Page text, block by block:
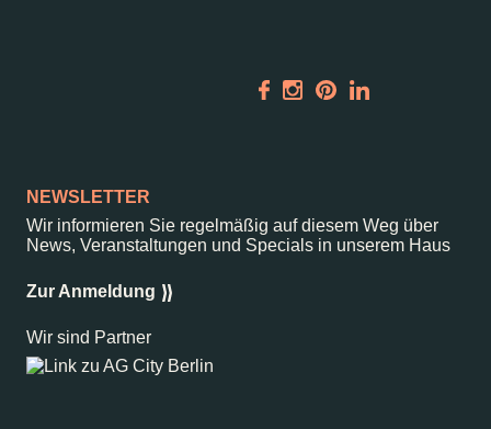
NEWSLETTER
Wir informieren Sie regelmäßig auf diesem Weg über
News, Veranstaltungen und Specials in unserem Haus
Zur Anmeldung
Wir sind Partner